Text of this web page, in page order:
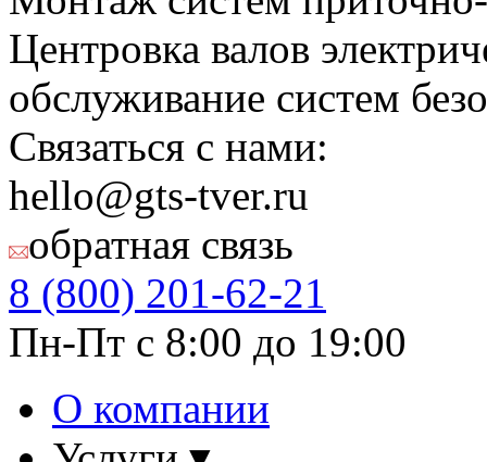
Центровка валов
обслуживание систем
Связаться с нами:
hello@gts-tver.ru
обратная связь
8 (800) 201-62-21
Пн-Пт с 8:00 до 19:00
О компании